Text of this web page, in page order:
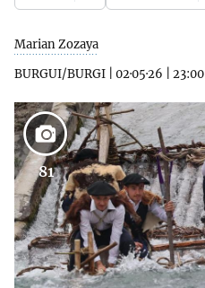
Marian Zozaya
BURGUI/BURGI
02·05·26 23:00
81